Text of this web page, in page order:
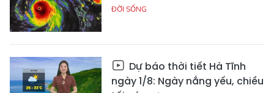
ĐỜI SỐNG
Dự báo thời tiết Hà Tĩnh
ngày 1/8: Ngày nắng yếu, chiều